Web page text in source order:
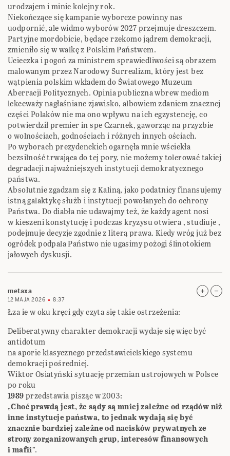
urodzajem i minie kolejny rok.
Niekończące się kampanie wyborcze powinny nas
uodpornić, ale widmo wyborów 2027 przejmuje dreszczem.
Partyjne mordobicie, będące rzekomo jądrem demokracji,
zmieniło się w walkę z Polskim Państwem.
Ucieczka i pogoń za ministrem sprawiedliwości są obrazem
malowanym przez Narodowy Surrealizm, który jest bez
wątpienia polskim wkładem do Światowego Muzeum
Aberracji Politycznych. Opinia publiczna wbrew mediom
lekceważy nagłaśniane zjawisko, albowiem zdaniem znacznej
części Polaków nie ma ono wpływu na ich egzystencję, co
potwierdził premier in spe Czarnek, gaworząc na przyzbie
o wolnościach, godnościach i różnych innych ościach.
Po wyborach prezydenckich ogarnęła mnie wściekła
bezsilność trwająca do tej pory, nie możemy tolerować takiej
degradacji najważniejszych instytucji demokratycznego
państwa.
Absolutnie zgadzam się z Kaliną, jako podatnicy finansujemy
istną galaktykę służb i instytucji powołanych do ochrony
Państwa. Do diabła nie udawajmy też, że każdy agent nosi
w kieszeni konstytucję i podczas kryzysu otwiera , studiuje ,
podejmuje decyzje zgodnie z literą prawa. Kiedy wróg już bez
ogródek podpala Państwo nie ugasimy pożogi ślinotokiem
jałowych dyskusji.
metaxa
12 MAJA 2026 8:37
Łza ie w oku kręci gdy czyta się takie ostrzeżenia:
Deliberatywny charakter demokracji wydaje się więc być
antidotum
na aporie klasycznego przedstawicielskiego systemu
demokracji pośredniej.
Wiktor Osiatyński sytuację przemian ustrojowych w Polsce
po roku
1989przedstawia pisząc w 2003:
„Choć prawdą jest, że sądy są mniej zależne od rządów niż
inne instytucje państwa, to jednak wydają się być
znacznie bardziej zależne od nacisków prywatnych ze
strony zorganizowanych grup, interesów finansowych
i mafii”.